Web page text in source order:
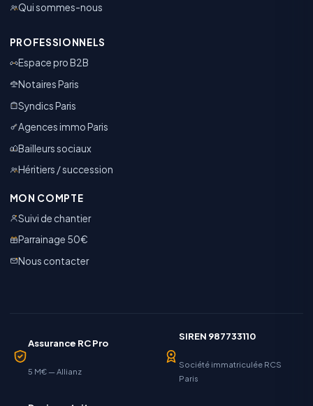
Qui sommes-nous
PROFESSIONNELS
Espace pro B2B
Notaires Paris
Syndics Paris
Agences immo Paris
Bailleurs sociaux
Héritiers / succession
MON COMPTE
Suivi de chantier
Parrainage 50€
Nous contacter
Assurance RC Pro
5 M€ — Allianz
SIREN 987733110
Société immatriculée RCS
Paris